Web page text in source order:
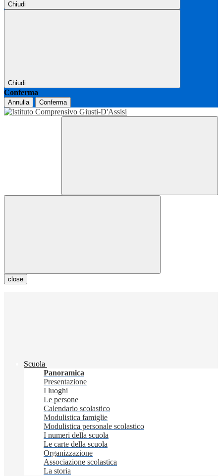
Chiudi
Chiudi
Conferma
Annulla Conferma
close
Scuola
Panoramica
Presentazione
I luoghi
Le persone
Calendario scolastico
Modulistica famiglie
Modulistica personale scolastico
I numeri della scuola
Le carte della scuola
Organizzazione
Associazione scolastica
La storia